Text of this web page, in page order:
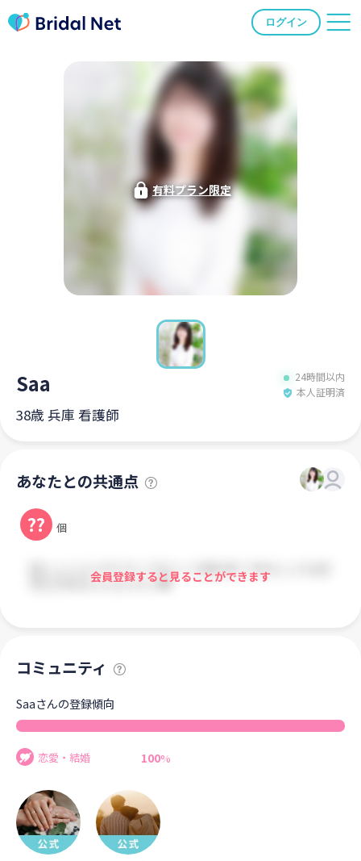
ログイン
有料プラン限定
Saa
24時間以内
本人証明済
38歳 兵庫 看護師
あなたとの共通点
?? 個
会員登録すると見ることができます
コミュニティ
Saaさんの登録傾向
恋愛・結婚 100%